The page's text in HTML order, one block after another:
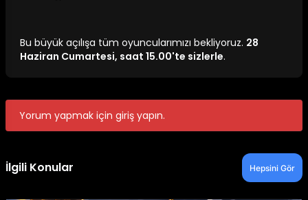
Bu büyük açılışa tüm oyuncularımızı bekliyoruz. 28
Haziran Cumartesi, saat 15.00'te sizlerle.
Yorum yapmak için giriş yapın.
İlgili Konular Hepsini Gör